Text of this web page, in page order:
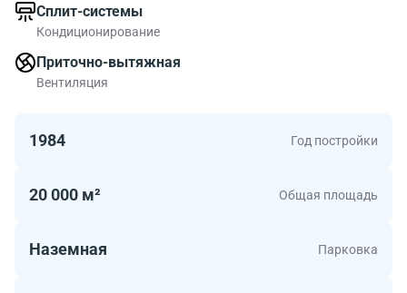
Сплит-системы
Кондиционирование
Приточно-вытяжная
Вентиляция
1984 Год постройки
20 000 м² Общая площадь
Наземная Парковка